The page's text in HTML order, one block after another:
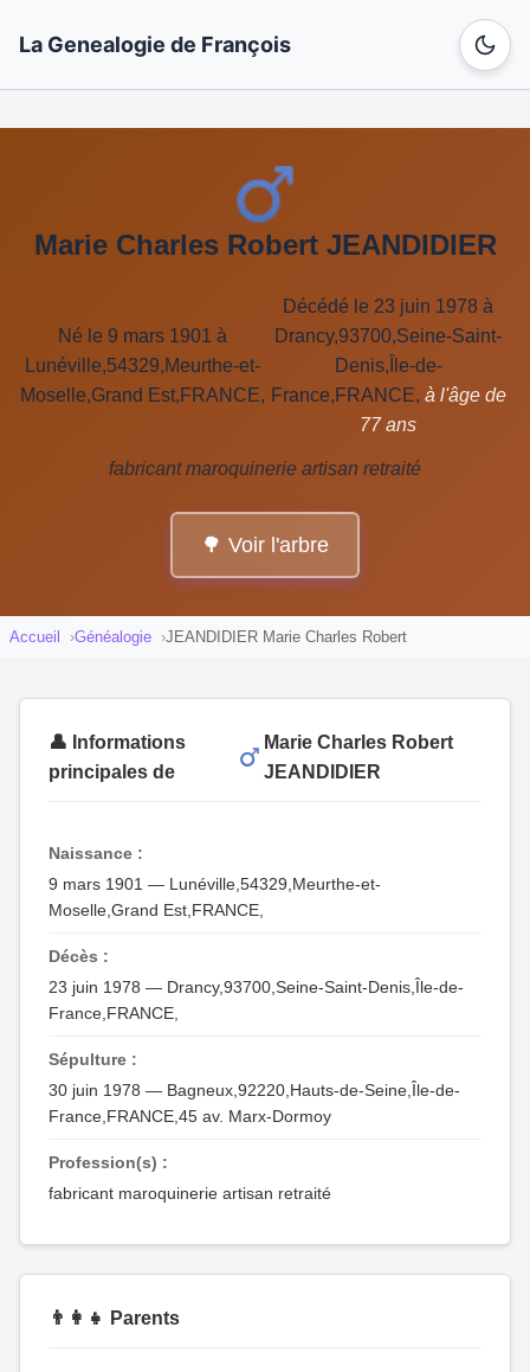
La Genealogie de François
Marie Charles Robert JEANDIDIER
Né le 9 mars 1901 à
Lunéville,54329,Meurthe-et-
Moselle,Grand Est,FRANCE,
Décédé le 23 juin 1978 à
Drancy,93700,Seine-Saint-
Denis,Île-de-
France,FRANCE, à l'âge de
77 ans
fabricant maroquinerie artisan retraité
🌳 Voir l'arbre
Accueil Généalogie JEANDIDIER Marie Charles Robert
👤 Informations
principales de
Marie Charles Robert
JEANDIDIER
Naissance :
9 mars 1901 — Lunéville,54329,Meurthe-et-
Moselle,Grand Est,FRANCE,
Décès :
23 juin 1978 — Drancy,93700,Seine-Saint-Denis,Île-de-
France,FRANCE,
Sépulture :
30 juin 1978 — Bagneux,92220,Hauts-de-Seine,Île-de-
France,FRANCE,45 av. Marx-Dormoy
Profession(s) :
fabricant maroquinerie artisan retraité
👨‍👩‍👧 Parents